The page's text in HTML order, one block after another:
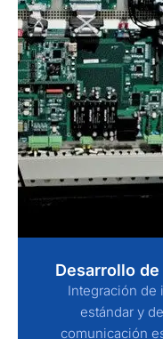
Desarrollo
Integración de
estándar y
comunicación